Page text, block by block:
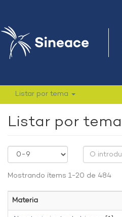
Listar por tema
Listar por tema
Mostrando ítems 1-20 de 484
Materia